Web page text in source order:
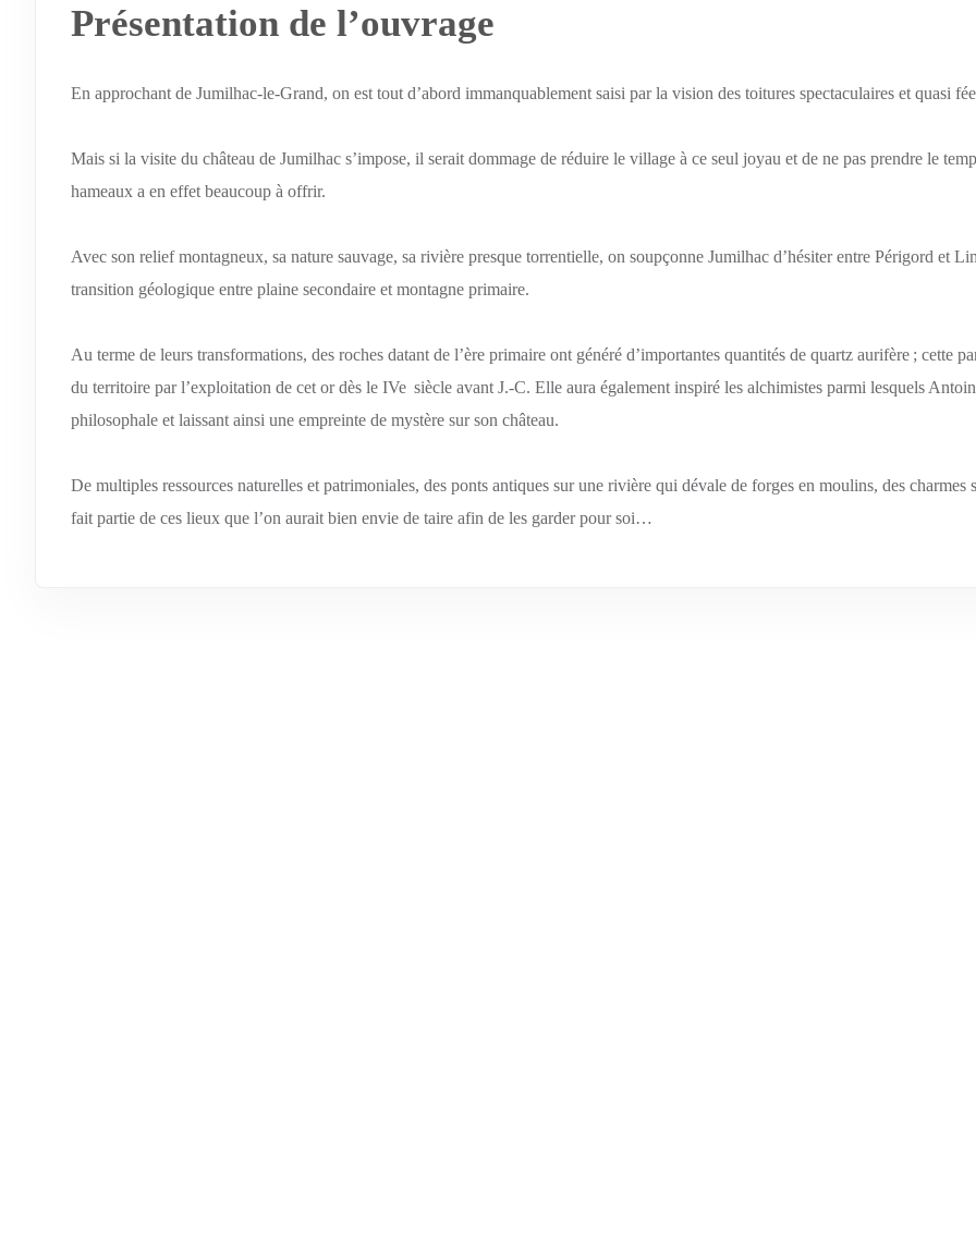
Présentation de l’ouvrage
En approchant de Jumilhac-le-Grand, on est tout d’abord immanquablement saisi par la vision des toitures spectaculaires et quasi
Mais si la visite du château de Jumilhac s’impose, il serait dommage de réduire le village à ce seul joyau et de ne pas prendre le
hameaux a en effet beaucoup à offrir.
Avec son relief montagneux, sa nature sauvage, sa rivière presque torrentielle, on soupçonne Jumilhac d’hésiter entre Périgord et
transition géologique entre plaine secondaire et montagne primaire.
Au terme de leurs transformations, des roches datant de l’ère primaire ont généré d’importantes quantités de quartz aurifère ; cette
du territoire par l’exploitation de cet or dès le IVe siècle avant J.-C. Elle aura également inspiré les alchimistes parmi lesquels
philosophale et laissant ainsi une empreinte de mystère sur son château.
De multiples ressources naturelles et patrimoniales, des ponts antiques sur une rivière qui dévale de forges en moulins, des
fait partie de ces lieux que l’on aurait bien envie de taire afin de les garder pour soi…